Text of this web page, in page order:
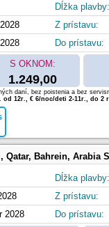
Dĺžka plavby:
Z prístavu:
Do prístavu:
S OKNOM:
1.249,00
daní, bez poistenia a bez
12r., € 6/noc/deti 2-11r., do 2
Qatar, Bahrein, Arabia
2028
Dĺžka plavby:
Z prístavu:
Do prístavu: